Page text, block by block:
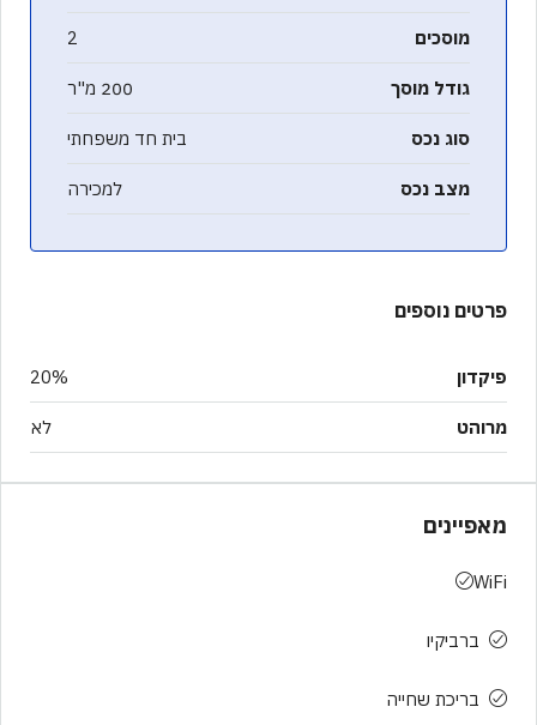
מוסכים 2
גודל מוסך 200 מ"ר
סוג נכס בית חד משפחתי
מצב נכס למכירה
פרטים נוספים
פיקדון 20%
מרוהט לא
מאפיינים
WiFi
ברביקיו
בריכת שחייה